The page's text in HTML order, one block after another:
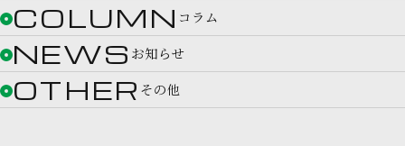
COLUMN コラム
NEWS お知らせ
OTHER その他